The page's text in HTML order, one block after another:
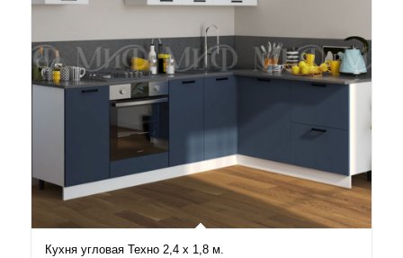
Кухня угловая Техно 2,4 х 1,8 м.